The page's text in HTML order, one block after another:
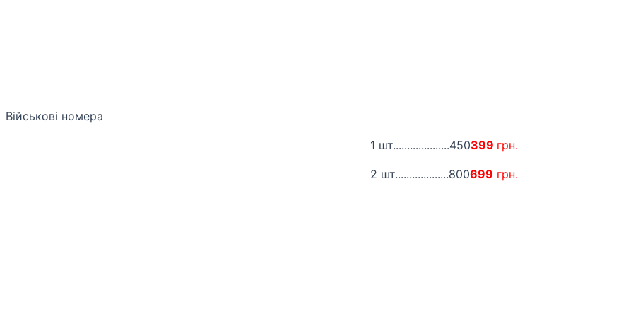
Військові номера
1 шт....................450399 грн.
2 шт...................800699 грн.